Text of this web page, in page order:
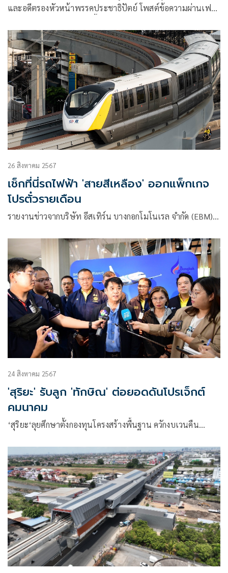
และอดีตรองหัวหน้าพรรคประชาธิปัตย์ โพสต์ข้อความผ่านเฟ
26 สิงหาคม 2567
เช็กที่นี่รถไฟฟ้า 'สายสีเหลือง' ออกแพ็กเกจ
โปรตั๋วรายเดือน
รายงานข่าวจากบริษัท อีสเทิร์น บางกอกโมโนเรล จำกัด (EBM)…
24 สิงหาคม 2567
'สุริยะ' รับลูก 'ทักษิณ' ต่อยอดดันโปรเจ็กต์
คมนาคม
‘สุริยะ‘ลุยศึกษาตั้งกองทุนโครงสร้างพื้นฐาน ควักงบเวนคืน…